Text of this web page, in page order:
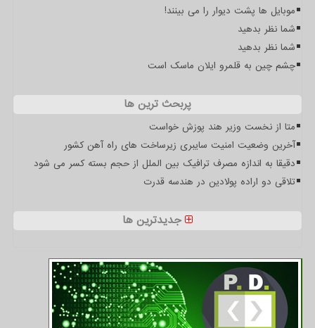
موبایل ها پشت دیوار را می بینند!
شما نظر بدهید
شما نظر بدهید
چشم چین به قلمرو ایلان ماسک است
پربحث ترین ها
متا از نخست وزیر هند پوزش خواست
آخرین وضعیت امنیت سایبری زیرساخت های راه آهن کشور
دقیقا به اندازه مصرف ترافیک بین الملل از حجم بسته کسر می شود
تلاقی دو اراده پولادین در هندسه قدرت
جدیدترین ها